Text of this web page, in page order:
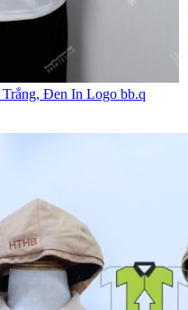
Đen In Logo bb.q